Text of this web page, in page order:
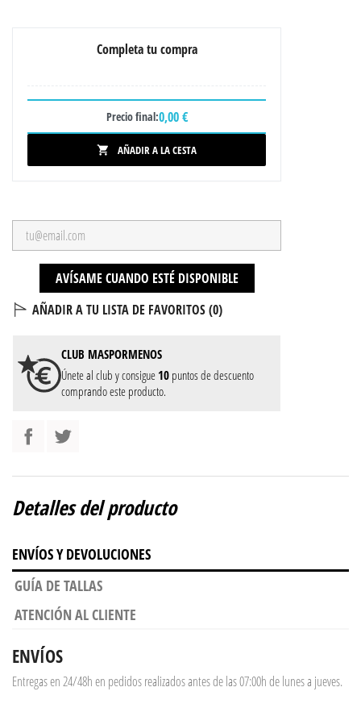
Completa tu compra
Precio final:0,00 €
 AÑADIR A LA CESTA
AVÍSAME CUANDO ESTÉ DISPONIBLE
AÑADIR A TU LISTA DE FAVORITOS (0)
CLUB MASPORMENOS
Únete al club y consigue 10 puntos de descuento
comprando este producto.
Detalles del producto
ENVÍOS Y DEVOLUCIONES
GUÍA DE TALLAS
ATENCIÓN AL CLIENTE
ENVÍOS
Entregas en 24/48h en pedidos realizados antes de las 07:00h de lunes a jueves.